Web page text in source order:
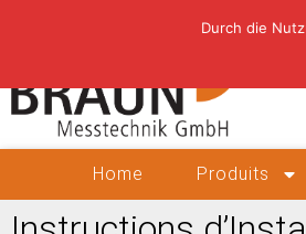
Home Produits
Durch die